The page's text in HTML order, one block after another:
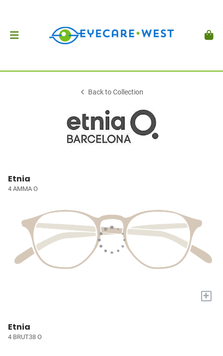
Back to Collection
Etnia
4 AMMA O
+
Etnia
4 BRUT38 O